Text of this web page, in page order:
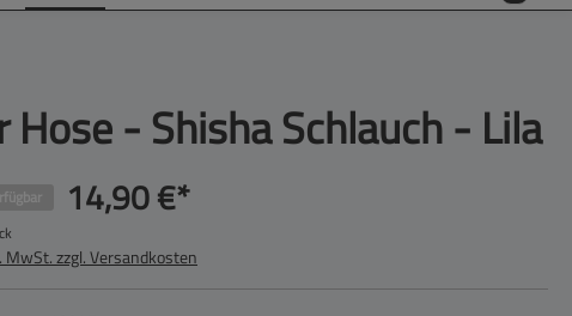
Hose - Shisha Schlauch - Lila
14,90 €*
MwSt. zzgl. Versandkosten